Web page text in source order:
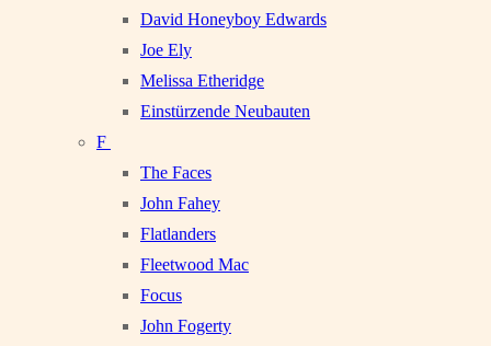
David Honeyboy Edwards
Joe Ely
Melissa Etheridge
Einstürzende Neubauten
F
The Faces
John Fahey
Flatlanders
Fleetwood Mac
Focus
John Fogerty